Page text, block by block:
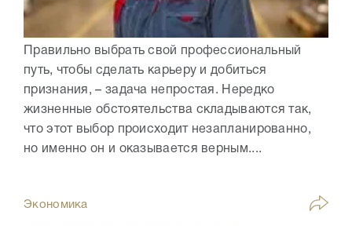
Правильно выбрать свой профессиональный
путь, чтобы сделать карьеру и добиться
признания, – задача непростая. Нередко
жизненные обстоятельства складываются так,
что этот выбор происходит незапланированно,
но именно он и оказывается верным....
Экономика